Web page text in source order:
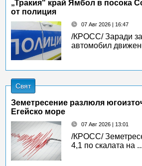
„Тракия" край Ямбол в посока
от полиция
07 Авг 2026 | 16:47
/КРОСС/ Заради
автомобил
Свят
Земетресение разлюля
Егейско море
07 Авг 2026 | 13:01
/КРОСС/
4,1 по скалата на ...